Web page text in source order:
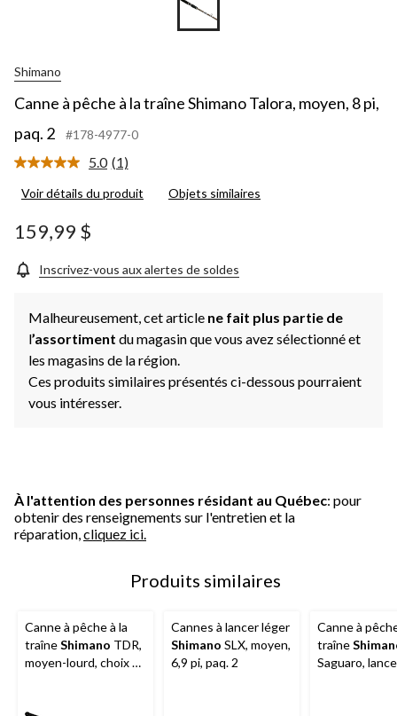
Shimano
Canne à pêche à la traîne Shimano Talora, moyen, 8 pi,
paq. 2
#178-4977-0
5.0 Lire
commentaire.
page.
(1)
Voir détails du produit Objets similaires
159,99 $
Inscrivez-vous aux alertes de soldes
Malheureusement, cet article ne fait plus partie de
l’assortiment du magasin que vous avez sélectionné et
les magasins de la région.
Ces produits similaires présentés ci-dessous pourraient
vous intéresser.
À l'attention des personnes résidant au Québec: pour
obtenir des renseignements sur l'entretien et la
réparation, cliquez ici.
Produits similaires
Canne à pêche à la
traîneShimano TDR,
moyen-lourd, choix de
Cannes à lancer léger
Shimano SLX, moyen,
6,9 pi, paq. 2
Canne à
traîne
Saguaro,